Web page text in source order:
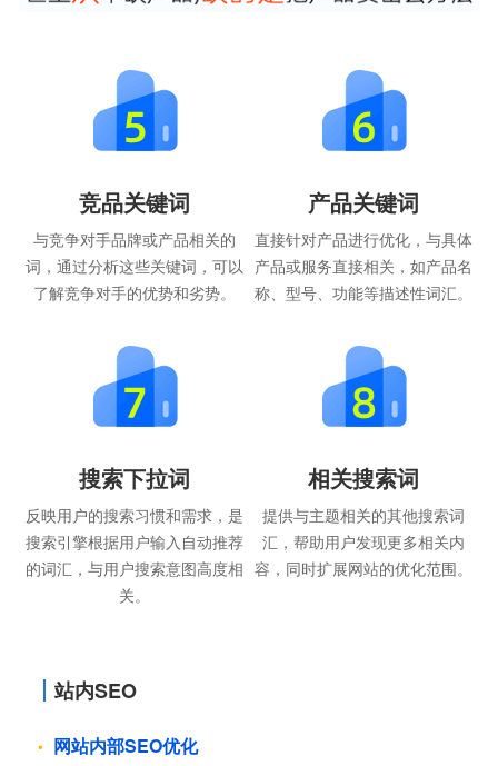
竞品关键词
与竞争对手品牌或产品相关的
词，通过分析这些关键词，可以
了解竞争对手的优势和劣势。
产品关键词
直接针对产品进行优化，与具体
产品或服务直接相关，如产品名
称、型号、功能等描述性词汇。
搜索下拉词
反映用户的搜索习惯和需求，是
搜索引擎根据用户输入自动推荐
的词汇，与用户搜索意图高度相
关。
相关搜索词
提供与主题相关的其他搜索词
汇，帮助用户发现更多相关内
容，同时扩展网站的优化范围。
站内SEO
网站内部SEO优化